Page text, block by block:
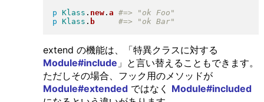
p Klass . new. a
p Klass . b
extend の機能は、「特異クラスに対する
Module#include 」と言い替えることもできます。
ただしその場合、フック用のメソッドが
Module#extendedではなく Module#included